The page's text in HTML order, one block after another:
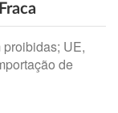
UE,
de